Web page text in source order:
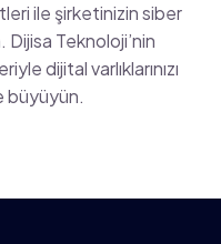
ile şirketinizin siber
Teknoloji’nin
dijital varlıklarınızı
büyüyün.